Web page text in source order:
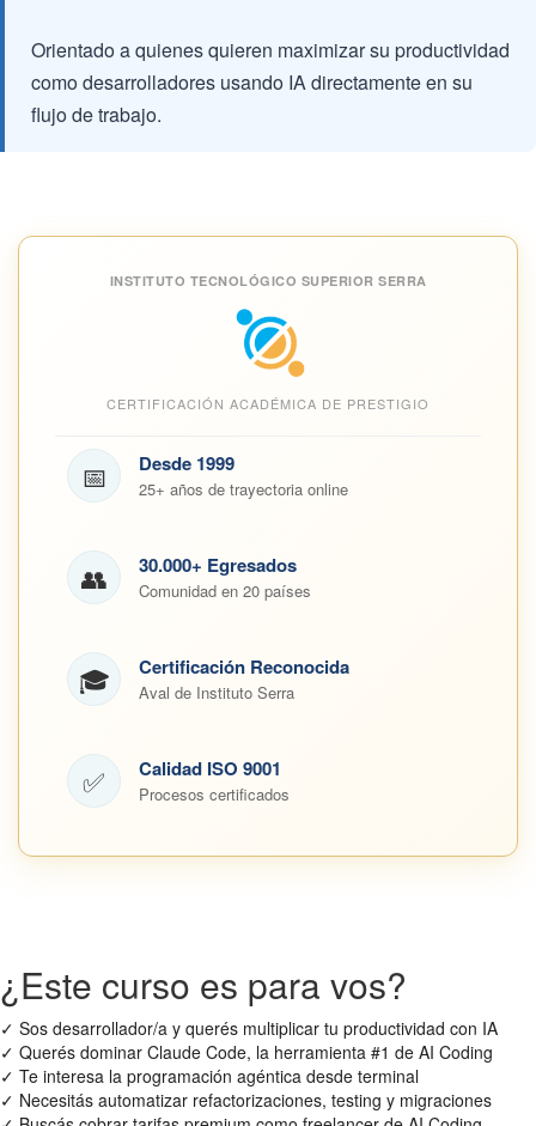
Orientado a quienes quieren maximizar su productividad
como desarrolladores usando IA directamente en su
flujo de trabajo.
INSTITUTO TECNOLÓGICO SUPERIOR SERRA
CERTIFICACIÓN ACADÉMICA DE PRESTIGIO
📅 Desde 1999
25+ años de trayectoria online
👥 30.000+ Egresados
Comunidad en 20 países
🎓 Certificación Reconocida
Aval de Instituto Serra
✅ Calidad ISO 9001
Procesos certificados
¿Este curso es para vos?
✓ Sos desarrollador/a y querés multiplicar tu productividad con IA
✓ Querés dominar Claude Code, la herramienta #1 de AI Coding
✓ Te interesa la programación agéntica desde terminal
✓ Necesitás automatizar refactorizaciones, testing y migraciones